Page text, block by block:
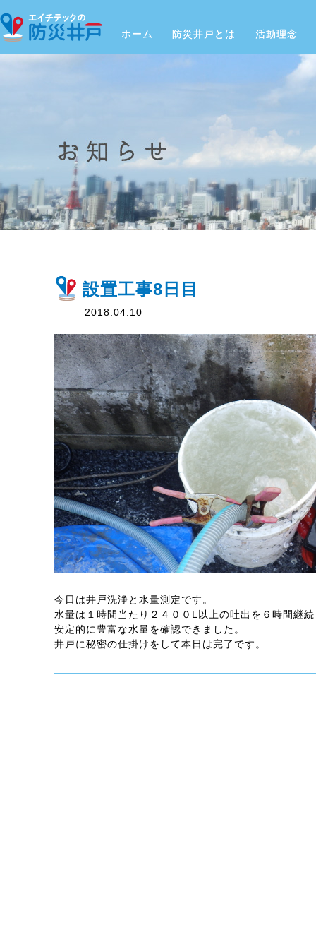
ホーム 防災井戸とは 活動理念
設置工事8日目
2018.04.10
今日は井戸洗浄と水量測定です。
水量は１時間当たり２４００L以上の吐出を６時間継
安定的に豊富な水量を確認できました。
井戸に秘密の仕掛けをして本日は完了です。